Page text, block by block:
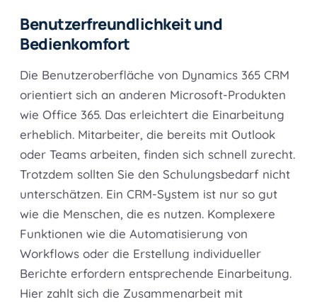
Benutzerfreundlichkeit und
Bedienkomfort
Die Benutzeroberfläche von Dynamics 365 CRM
orientiert sich an anderen Microsoft-Produkten
wie Office 365. Das erleichtert die Einarbeitung
erheblich. Mitarbeiter, die bereits mit Outlook
oder Teams arbeiten, finden sich schnell zurecht.
Trotzdem sollten Sie den Schulungsbedarf nicht
unterschätzen. Ein CRM-System ist nur so gut
wie die Menschen, die es nutzen. Komplexere
Funktionen wie die Automatisierung von
Workflows oder die Erstellung individueller
Berichte erfordern entsprechende Einarbeitung.
Hier zahlt sich die Zusammenarbeit mit